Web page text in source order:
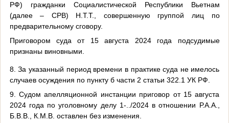
РФ) гражданки Социалистической Республики Вьетнам
(далее – СРВ) Н.Т.Т., совершенную группой лиц по
предварительному сговору.
Приговором суда от 15 августа 2024 года подсудимые
признаны виновными.
8. За указанный период времени в практике суда не имелось
случаев осуждения по пункту б части 2 статьи 322.1 УК РФ.
9. Судом апелляционной инстанции приговор от 15 августа
2024 года по уголовному делу 1-../2024 в отношении Р.А.А.,
Б.В.В., К.М.В. оставлен без изменения.